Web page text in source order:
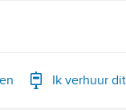
Ik verhuur